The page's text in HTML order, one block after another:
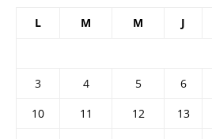
L M M J
3
4 5 6
10
11 12 13